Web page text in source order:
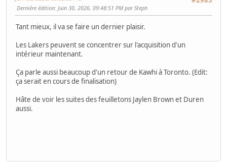
Dernière édition: Juin 30, 2026, 09:48:51 PM par Steph
Tant mieux, il va se faire un dernier plaisir.
Les Lakers peuvent se concentrer sur l'acquisition d'un
intérieur maintenant.
Ça parle aussi beaucoup d'un retour de Kawhi à Toronto. (Edit:
ça serait en cours de finalisation)
Hâte de voir les suites des feuilletons Jaylen Brown et Duren
aussi.